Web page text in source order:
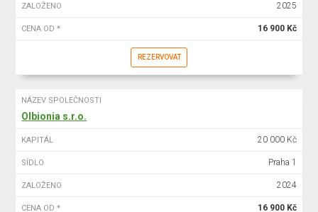
ZALOŽENO 2025
CENA OD * 16 900 Kč
REZERVOVAT
NÁZEV SPOLEČNOSTI
Olbionia s.r.o.
KAPITÁL 20 000 Kč
SÍDLO Praha 1
ZALOŽENO 2024
CENA OD * 16 900 Kč